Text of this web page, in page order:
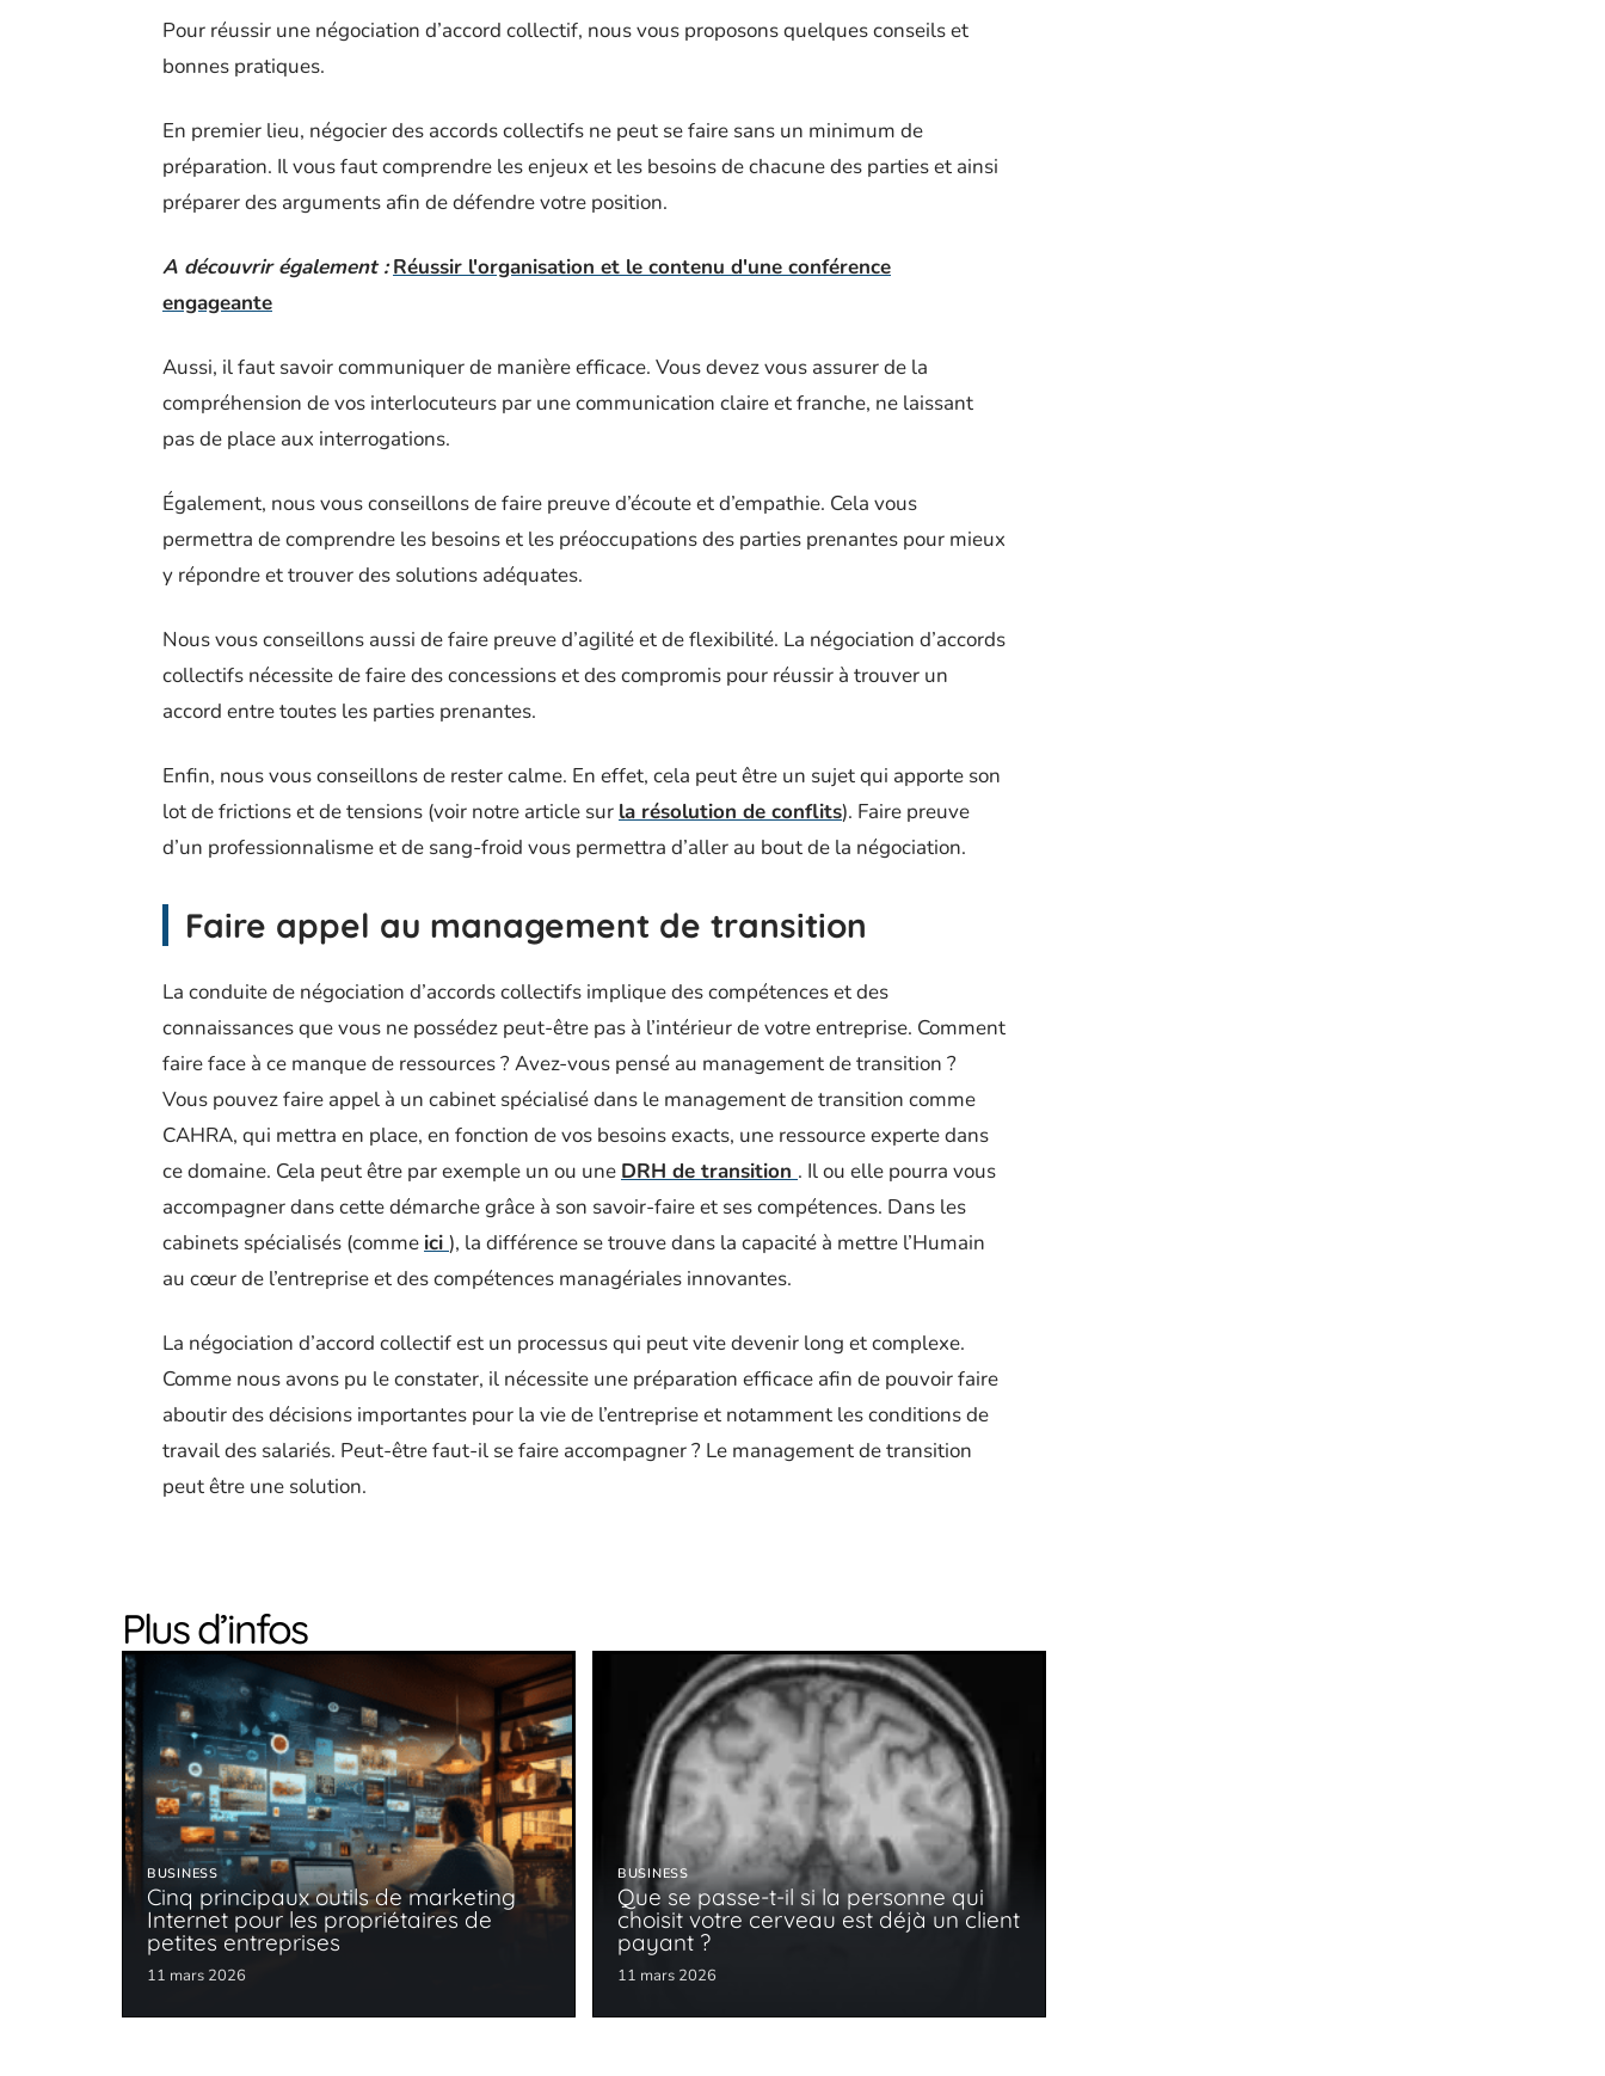
Pour réussir une négociation d’accord collectif, nous vous proposons quelques conseils et
bonnes pratiques.
En premier lieu, négocier des accords collectifs ne peut se faire sans un minimum de
préparation. Il vous faut comprendre les enjeux et les besoins de chacune des parties et ainsi
préparer des arguments afin de défendre votre position.
A découvrir également : Réussir l'organisation et le contenu d'une conférence
engageante
Aussi, il faut savoir communiquer de manière efficace. Vous devez vous assurer de la
compréhension de vos interlocuteurs par une communication claire et franche, ne laissant
pas de place aux interrogations.
Également, nous vous conseillons de faire preuve d’écoute et d’empathie. Cela vous
permettra de comprendre les besoins et les préoccupations des parties prenantes pour mieux
y répondre et trouver des solutions adéquates.
Nous vous conseillons aussi de faire preuve d’agilité et de flexibilité. La négociation d’accords
collectifs nécessite de faire des concessions et des compromis pour réussir à trouver un
accord entre toutes les parties prenantes.
Enfin, nous vous conseillons de rester calme. En effet, cela peut être un sujet qui apporte son
lot de frictions et de tensions (voir notre article sur la résolution de conflits). Faire preuve
d’un professionnalisme et de sang-froid vous permettra d’aller au bout de la négociation.
Faire appel au management de transition
La conduite de négociation d’accords collectifs implique des compétences et des
connaissances que vous ne possédez peut-être pas à l’intérieur de votre entreprise. Comment
faire face à ce manque de ressources ? Avez-vous pensé au management de transition ?
Vous pouvez faire appel à un cabinet spécialisé dans le management de transition comme
CAHRA, qui mettra en place, en fonction de vos besoins exacts, une ressource experte dans
ce domaine. Cela peut être par exemple un ou une DRH de transition . Il ou elle pourra vous
accompagner dans cette démarche grâce à son savoir-faire et ses compétences. Dans les
cabinets spécialisés (comme ici ), la différence se trouve dans la capacité à mettre l’Humain
au cœur de l’entreprise et des compétences managériales innovantes.
La négociation d’accord collectif est un processus qui peut vite devenir long et complexe.
Comme nous avons pu le constater, il nécessite une préparation efficace afin de pouvoir faire
aboutir des décisions importantes pour la vie de l’entreprise et notamment les conditions de
travail des salariés. Peut-être faut-il se faire accompagner ? Le management de transition
peut être une solution.
Plus d’infos
BUSINESS
Cinq principaux outils de marketing
Internet pour les propriétaires de
petites entreprises
11 mars 2026
BUSINESS
Que se passe-t-il si la personne qui
choisit votre cerveau est déjà un client
payant ?
11 mars 2026